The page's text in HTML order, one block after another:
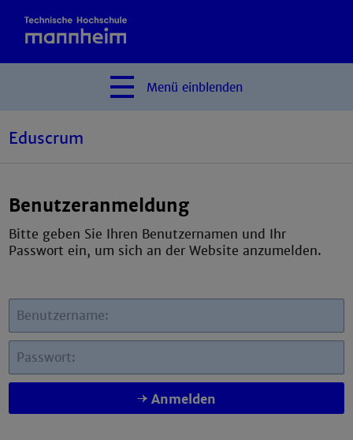
Menü einblenden
Eduscrum
Benutzeranmeldung
Bitte geben Sie Ihren Benutzernamen und Ihr
Passwort ein, um sich an der Website anzumelden.
Benutzername:
Passwort:
Anmelden